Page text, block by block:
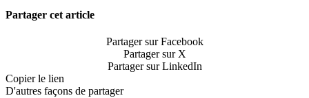
Partager cet article
Partager sur Facebook
Partager sur X
Partager sur LinkedIn
Copier le lien
D'autres façons de partager